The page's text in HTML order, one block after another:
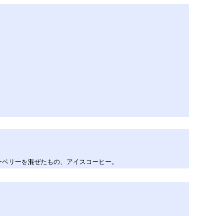
リーを混ぜたもの、アイスコーヒー。